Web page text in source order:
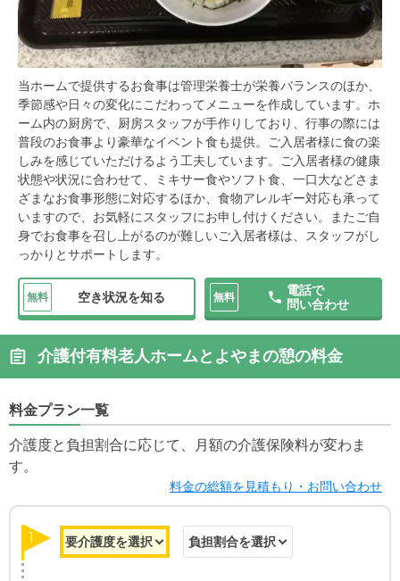
当ホームで提供するお食事は管理栄養士が栄養バランスのほか、
季節感や日々の変化にこだわってメニューを作成しています。ホ
ーム内の厨房で、厨房スタッフが手作りしており、行事の際には
普段のお食事より豪華なイベント食も提供。ご入居者様に食の楽
しみを感じていただけるよう工夫しています。ご入居者様の健康
状態や状況に合わせて、ミキサー食やソフト食、一口大などさま
ざまなお食事形態に対応するほか、食物アレルギー対応も承って
いますので、お気軽にスタッフにお申し付けください。またご自
身でお食事を召し上がるのが難しいご入居者様は、スタッフがし
っかりとサポートします。
無料 空き状況を知る 無料
電話で
問い合わせ
介護付有料老人ホームとよやまの憩の料金
料金プラン一覧
介護度と負担割合に応じて、月額の介護保険料が変わま
す。
料金の総額を見積もり・お問い合わせ
1